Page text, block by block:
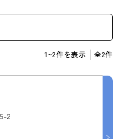
まこも蒸し
1 ~2件を表示 全2件
2